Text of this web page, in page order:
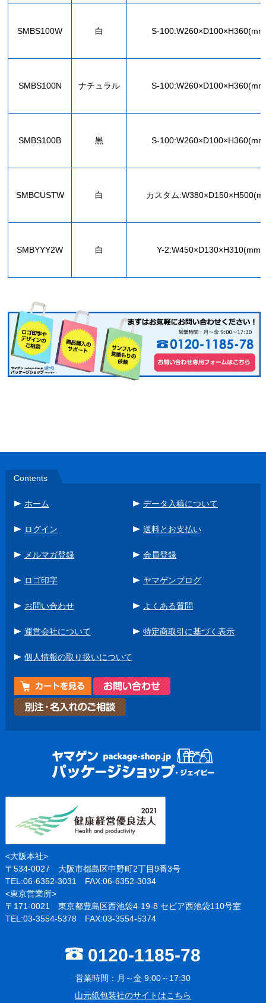
SMBS100W 白 S-
SMBS100N ナチュラル S-
SMBS100B 黒 S-
SMBCUSTW 白 カスタム
SMBYYY2W 白 Y-2:W450×D130×H310(mm)
Contents
ホーム データ入稿について
ログイン 送料とお支払い
メルマガ登録 会員登録
ロゴ印字 ヤマゲンブログ
お問い合わせ よくある質問
運営会社について 特定商取引に基づく表示
個人情報の取り扱いについて
<大阪本社>
〒534-0027 大阪市都島区中野町2丁目9番3号
TEL:06-6352-3031 FAX:06-6352-3034
<東京営業所>
〒171-0021 東京都豊島区西池袋4-19-8 セピア西池袋110号室
TEL:03-3554-5378 FAX:03-3554-5374
0120-1185-78
営業時間：月～金 9:00～17:30
山元紙包装社のサイトはこちら